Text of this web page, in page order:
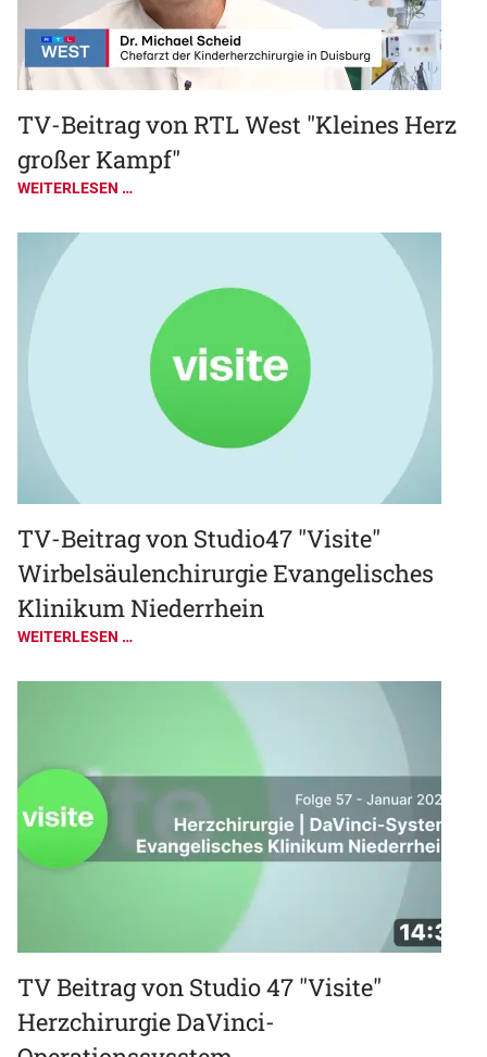
TV-Beitrag von RTL West "Kleines Herz
großer Kampf"
WEITERLESEN …
TV-Beitrag von Studio47 "Visite"
Wirbelsäulenchirurgie Evangelisches
Klinikum Niederrhein
WEITERLESEN …
TV Beitrag von Studio 47 "Visite"
Herzchirurgie DaVinci-